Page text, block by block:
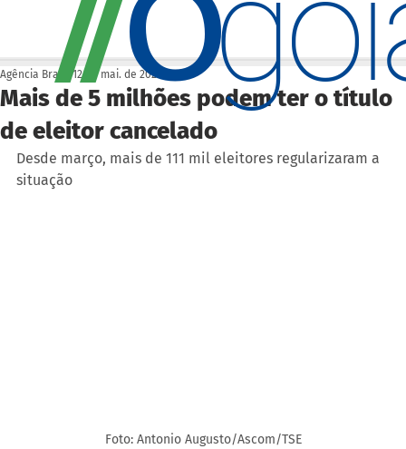
Mais de 5 milhões podem ter o título
de eleitor cancelado
Agência Brasil 12 de mai. de 2025
Desde março, mais de 111 mil eleitores regularizaram a
situação
Foto: Antonio Augusto/Ascom/TSE